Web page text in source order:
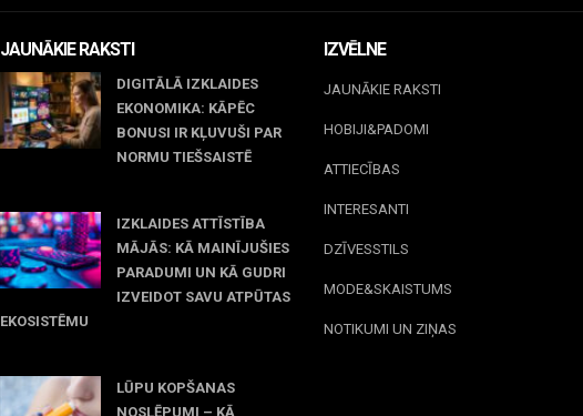
JAUNĀKIE RAKSTI
DIGITĀLĀ IZKLAIDES
EKONOMIKA: KĀPĒC
BONUSI IR KĻUVUŠI PAR
NORMU TIEŠSAISTĒ
IZKLAIDES ATTĪSTĪBA
MĀJĀS: KĀ MAINĪJUŠIES
PARADUMI UN KĀ GUDRI
IZVEIDOT SAVU ATPŪTAS
EKOSISTĒMU
LŪPU KOPŠANAS
NOSLĒPUMI – KĀ
IZVĒLNE
JAUNĀKIE RAKSTI
HOBIJI&PADOMI
ATTIECĪBAS
INTERESANTI
DZĪVESSTILS
MODE&SKAISTUMS
NOTIKUMI UN ZIŅAS